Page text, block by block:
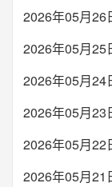
2026年05月25
2026年05月23
2026年05月21